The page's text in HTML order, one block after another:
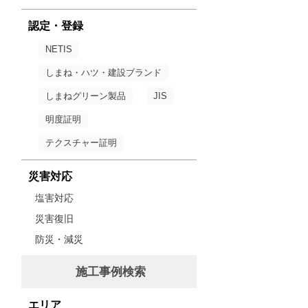
認定・登録
NETIS
しまね・ハツ・建設ブランド
しまねグリーン製品 JIS
明度証明
テクスチャー証明
災害対応
塩害対応
災害復旧
防災・減災
施工事例検索
エリア